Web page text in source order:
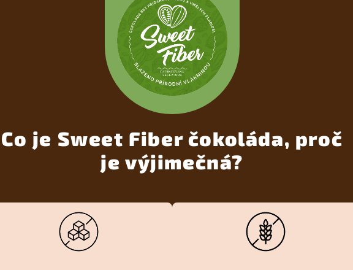
Co je Sweet Fiber čokoláda, proč
je výjimečná?